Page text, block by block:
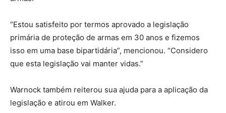
“Estou satisfeito por termos aprovado a legislação
primária de proteção de armas em 30 anos e fizemos
isso em uma base bipartidária”, mencionou. “Considero
que esta legislação vai manter vidas.”
Warnock também reiterou sua ajuda para a aplicação da
legislação e atirou em Walker.